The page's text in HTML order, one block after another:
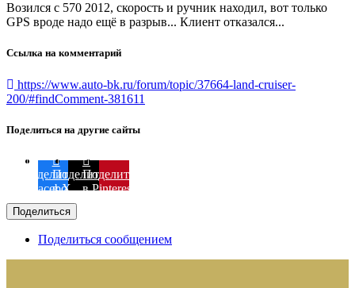
Возился с 570 2012, скорость и ручник находил, вот только
GPS вроде надо ещё в разрыв... Клиент отказался...
Ссылка на комментарий
https://www.auto-bk.ru/forum/topic/37664-land-cruiser-
200/#findComment-381611
Поделиться на другие сайты
Поделиться
в Facebook
Поделиться
в X
Поделиться
в Pinterest
Поделиться
Поделиться сообщением